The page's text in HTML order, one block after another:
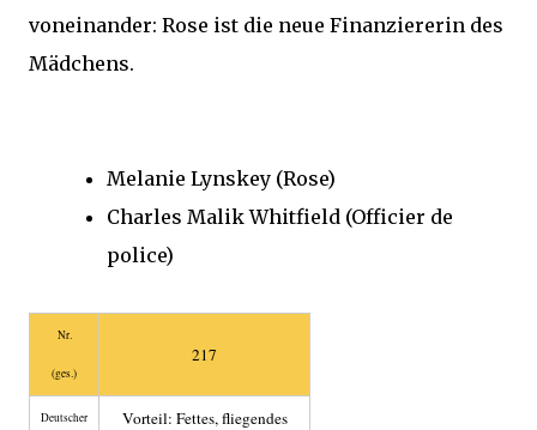
voneinander: Rose ist die neue Finanziererin des
Mädchens.
Melanie Lynskey (Rose)
Charles Malik Whitfield (Officier de
police)
Nr.
(ges.)
217
Deutscher
Vorteil: Fettes, fliegendes